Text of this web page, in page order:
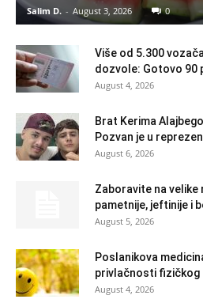
Salim D. - August 3, 2026 0
Više od 5.300
dozvole: Gotovo 90
August 4, 2026
Brat Kerima
Pozvan je u
August 6, 2026
Zaboravite na
pametnije, jeftinije i
August 5, 2026
Poslanikova
privlačnosti fizičkog
August 4, 2026